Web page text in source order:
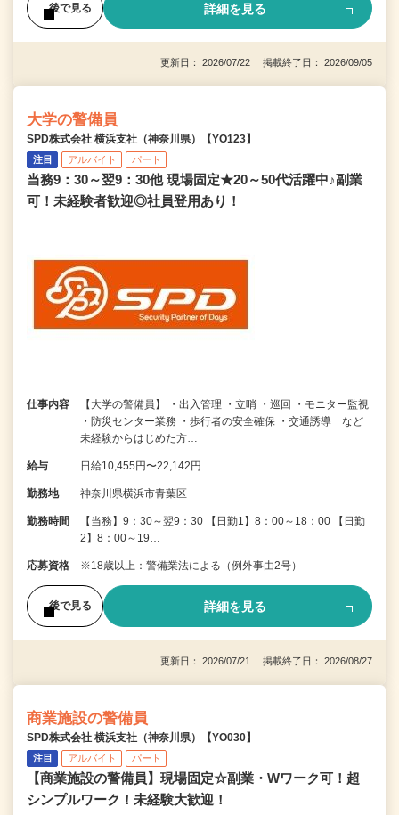
後で見る 詳細を見る
更新日： 2026/07/22 掲載終了日： 2026/09/05
大学の警備員
SPD株式会社 横浜支社（神奈川県）【YO123】
注目 アルバイト パート
当務9：30～翌9：30他 現場固定★20～50代活躍中♪副業
可！未経験者歓迎◎社員登用あり！
仕事内容
【大学の警備員】 ・出入管理 ・立哨 ・巡回 ・モニター監視
・防災センター業務 ・歩行者の安全確保 ・交通誘導 など
未経験からはじめた方…
給与 日給10,455円〜22,142円
勤務地 神奈川県横浜市青葉区
勤務時間
【当務】9：30～翌9：30 【日勤1】8：00～18：00 【日勤
2】8：00～19…
応募資格 ※18歳以上：警備業法による（例外事由2号）
後で見る 詳細を見る
更新日： 2026/07/21 掲載終了日： 2026/08/27
商業施設の警備員
SPD株式会社 横浜支社（神奈川県）【YO030】
注目 アルバイト パート
【商業施設の警備員】現場固定☆副業・Wワーク可！超
シンプルワーク！未経験大歓迎！